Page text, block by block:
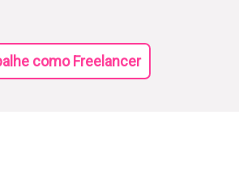
como Freelancer